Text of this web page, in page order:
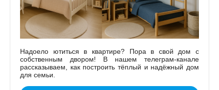
Надоело ютиться в квартире? Пора в свой дом с
собственным двором! В нашем телеграм-канале
рассказываем, как построить тёплый и надёжный дом
для семьи.